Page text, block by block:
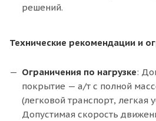
решений.
Технические рекомендации и
Ограничения по нагрузке:
покрытие — а/т с полной
(легковой транспорт, легкая
Допустимая скорость